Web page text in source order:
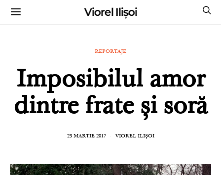
Viorel Ilișoi
REPORTAJE
Imposibilul amor
dintre frate și soră
23 MARTIE 2017 VIOREL ILIȘOI
CUMPĂRĂ CĂRȚILE MELE CU AUTOGRAF